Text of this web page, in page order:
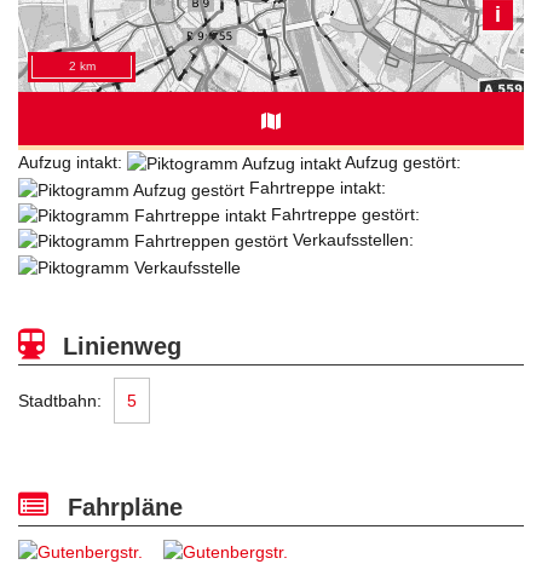
Aufzug intakt:
Aufzug gestört:
Fahrtreppe intakt:
Fahrtreppe gestört:
Verkaufsstellen:
Linienweg
Stadtbahn: 5
Fahrpläne